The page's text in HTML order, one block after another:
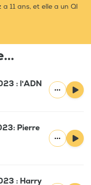
11 ans, et elle a un QI
: l'ADN
Pierre
: Harry